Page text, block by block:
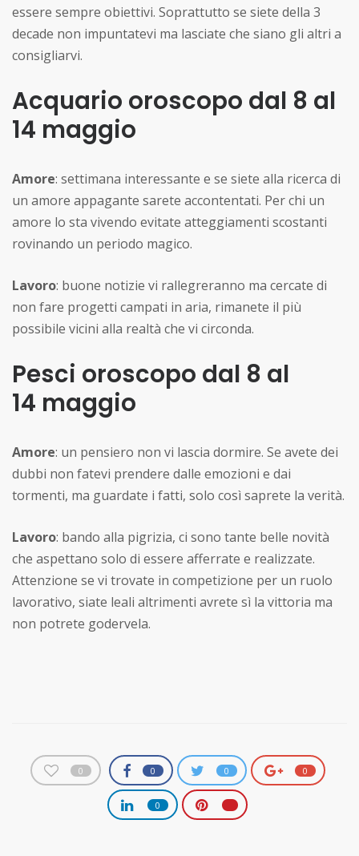
essere sempre obiettivi. Soprattutto se siete della 3
decade non impuntatevi ma lasciate che siano gli altri a
consigliarvi.
Acquario oroscopo dal 8 al
14 maggio
Amore: settimana interessante e se siete alla ricerca di
un amore appagante sarete accontentati. Per chi un
amore lo sta vivendo evitate atteggiamenti scostanti
rovinando un periodo magico.
Lavoro: buone notizie vi rallegreranno ma cercate di
non fare progetti campati in aria, rimanete il più
possibile vicini alla realtà che vi circonda.
Pesci oroscopo dal 8 al
14 maggio
Amore: un pensiero non vi lascia dormire. Se avete dei
dubbi non fatevi prendere dalle emozioni e dai
tormenti, ma guardate i fatti, solo così saprete la verità.
Lavoro: bando alla pigrizia, ci sono tante belle novità
che aspettano solo di essere afferrate e realizzate.
Attenzione se vi trovate in competizione per un ruolo
lavorativo, siate leali altrimenti avrete sì la vittoria ma
non potrete godervela.
0 0 0 0
0